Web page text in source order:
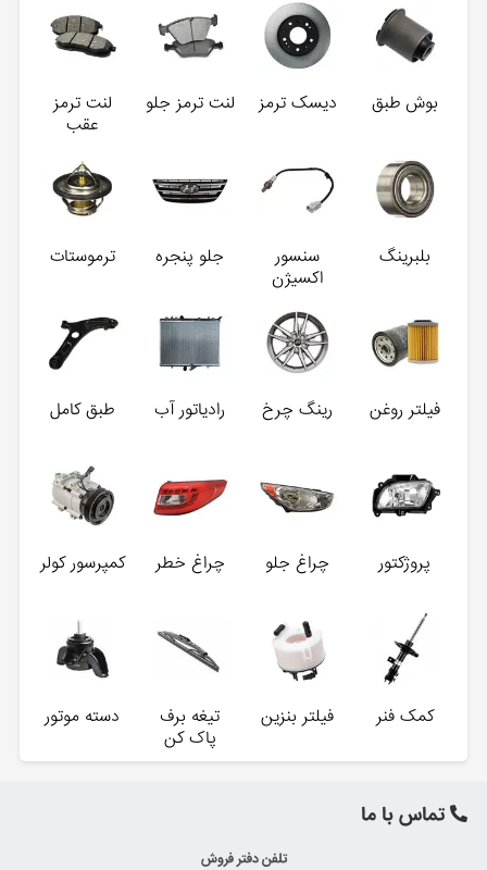
بوش طبق دیسک ترمز لنت ترمز جلو
لنت ترمز
عقب
بلبرینگ
سنسور
اکسیژن
جلو پنجره ترموستات
فیلتر روغن رینگ چرخ رادیاتور آب طبق کامل
پروژکتور چراغ جلو چراغ خطر کمپرسور کولر
کمک فنر فیلتر بنزین
تیغه برف
پاک کن
دسته موتور
تماس با ما
تلفن دفتر فروش